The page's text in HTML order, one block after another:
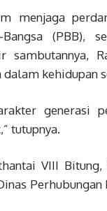
menjaga
(PBB),
kehidupan
generasi
tutupnya.
VIII
Perhubungan